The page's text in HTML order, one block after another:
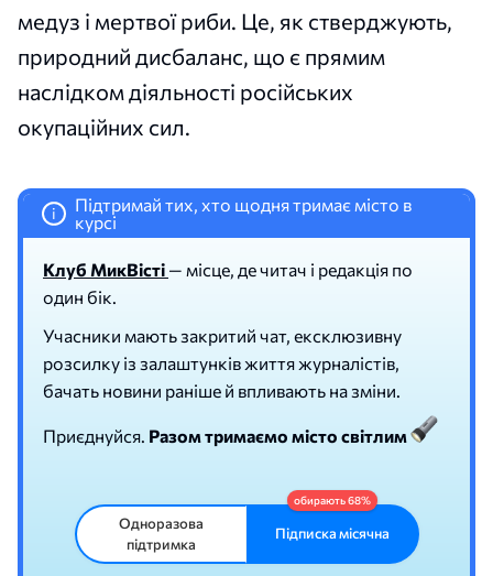
медуз і мертвої риби. Це, як стверджують,
природний дисбаланс, що є прямим
наслідком діяльності російських
окупаційних сил.
i
Підтримай тих, хто щодня тримає місто в
курсі
Клуб МикВісті — місце, де читач і редакція по
один бік.
Учасники мають закритий чат, ексклюзивну
розсилку із залаштунків життя журналістів,
бачать новини раніше й впливають на зміни.
Приєднуйся. Разом тримаємо місто світлим
Одноразова
підтримка
Підписка місячна